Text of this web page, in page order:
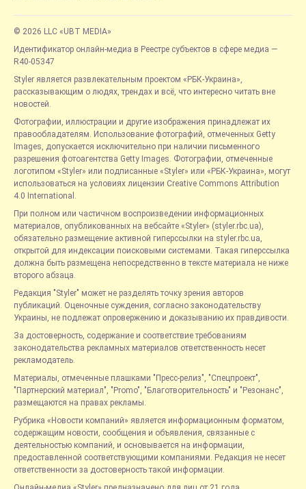
© 2026 LLC «UBT MEDIA»
Идентификатор онлайн-медиа в Реестре субъектов в сфере медиа —
R40-05347
Styler является развлекательным проектом «РБК-Украина»,
рассказывающим о людях, трендах и всё, что интересно читать вне
новостей.
Фотографии, иллюстрации и другие изображения принадлежат их
правообладателям. Использование фотографий, отмеченных Getty
Images, допускается исключительно при наличии письменного
разрешения фотоагентства Getty Images. Фотографии, отмеченные
логотипом «Styler» или подписанные «Styler» или «РБК-Украина», могут
использоваться на условиях лицензии Creative Commons Attribution
4.0 International.
При полном или частичном воспроизведении информационных
материалов, опубликованных на вебсайте «Styler» (styler.rbc.ua),
обязательно размещение активной гиперссылки на styler.rbc.ua,
открытой для индексации поисковыми системами. Такая гиперссылка
должна быть размещена непосредственно в тексте материала не ниже
второго абзаца.
Редакция "Styler" может не разделять точку зрения авторов
публикаций. Оценочные суждения, согласно законодательству
Украины, не подлежат опровержению и доказыванию их правдивости.
За достоверность, содержание и соответствие требованиям
законодательства рекламных материалов ответственность несет
рекламодатель.
Материалы, отмеченные плашками "Пресс-релиз", "Спецпроект",
"Партнерский материал", "Promo", "Благотворительность" и "Резонанс",
размещаются на правах рекламы.
Рубрика «Новости компаний» является информационным форматом,
содержащим новости, сообщения и объявления, связанные с
деятельностью компаний, и основывается на информации,
предоставленной соответствующими компаниями. Редакция не несет
ответственности за достоверность такой информации.